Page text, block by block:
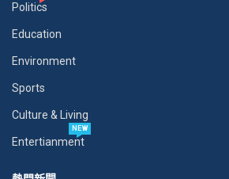
Politics
Education
Environment
Sports
Culture & Living
Entertianment
NEW